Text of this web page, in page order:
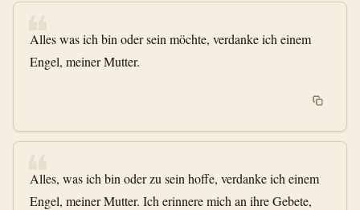
❝
Alles was ich bin oder sein möchte, verdanke ich einem
Engel, meiner Mutter.
❝
Alles, was ich bin oder zu sein hoffe, verdanke ich einem
Engel, meiner Mutter. Ich erinnere mich an ihre Gebete,